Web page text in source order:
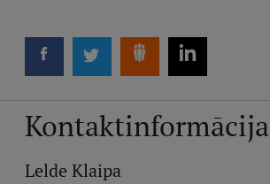
Kontaktinformācija
Lelde Klaipa